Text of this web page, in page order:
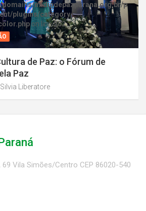
domains/midiadepazparana.org.br/p
plugins/category-
on line202
de Paz: o Fórum de
Paz
Silvia Liberatore
Vila Simões/Centro CEP 86020-540